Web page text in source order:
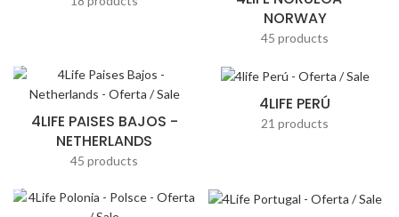
NORWAY
45 products
4LIFE PAISES BAJOS -
NETHERLANDS
45 products
4LIFE PERÚ
21 products